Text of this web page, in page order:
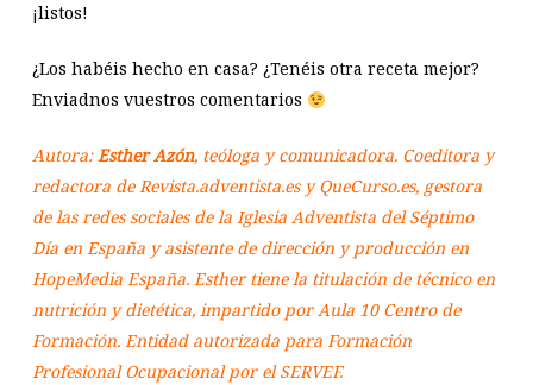
¡listos!
¿Los habéis hecho en casa? ¿Tenéis otra receta mejor?
Enviadnos vuestros comentarios
Autora:Esther Azón, teóloga y comunicadora. Coeditora y
redactora de Revista.adventista.es y QueCurso.es, gestora
de las redes sociales de la Iglesia Adventista del Séptimo
Día en España y asistente de dirección y producción en
HopeMedia España. Esther tiene la titulación de técnico en
nutrición y dietética, impartido por Aula 10 Centro de
Formación. Entidad autorizada para Formación
Profesional Ocupacional por el SERVEF.